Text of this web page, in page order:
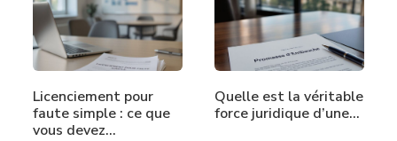
Licenciement pour
faute simple : ce que
vous devez…
Quelle est la véritable
force juridique d’une…